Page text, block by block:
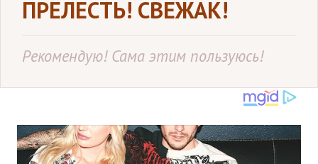
ПРЕЛЕСТЬ! СВЕЖАК!
Рекомендую! Сама этим пользуюсь!